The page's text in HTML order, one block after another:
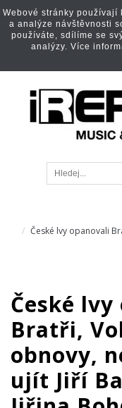
České lvy opanovali
České
Bratři,
obnovy,
ujít Jiří
Webové stránky
a analýze návštěvnosti
používáte, sdílíme se
analýzy. Více